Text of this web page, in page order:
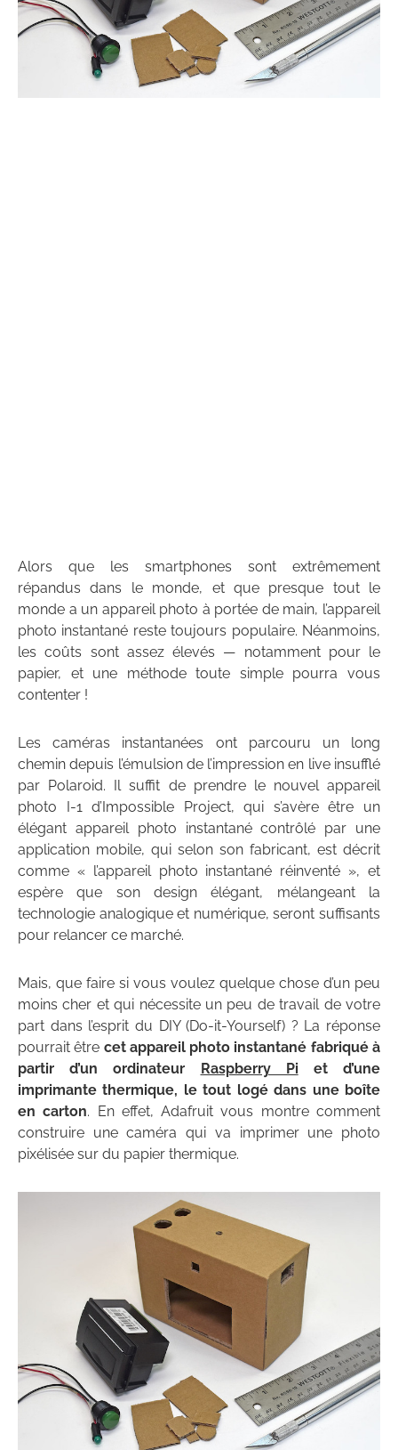
Alors que les smartphones sont extrêmement
répandus dans le monde, et que presque tout le
monde a un appareil photo à portée de main, l’appareil
photo instantané reste toujours populaire. Néanmoins,
les coûts sont assez élevés — notamment pour le
papier, et une méthode toute simple pourra vous
contenter !
Les caméras instantanées ont parcouru un long
chemin depuis l’émulsion de l’impression en live insufflé
par Polaroid. Il suffit de prendre le nouvel appareil
photo I-1 d’Impossible Project, qui s’avère être un
élégant appareil photo instantané contrôlé par une
application mobile, qui selon son fabricant, est décrit
comme « l’appareil photo instantané réinventé », et
espère que son design élégant, mélangeant la
technologie analogique et numérique, seront suffisants
pour relancer ce marché.
Mais, que faire si vous voulez quelque chose d’un peu
moins cher et qui nécessite un peu de travail de votre
part dans l’esprit du DIY (Do-it-Yourself) ? La réponse
pourrait être cet appareil photo instantané fabriqué à
partir d’un ordinateur
Raspberry Pi et d’une
imprimante thermique, le tout logé dans une boîte
en carton. En effet, Adafruit vous montre comment
construire une caméra qui va imprimer une photo
pixélisée sur du papier thermique.